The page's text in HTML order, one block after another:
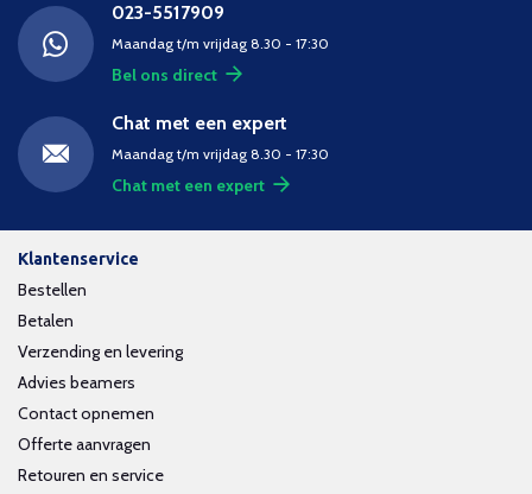
023-5517909
Maandag t/m vrijdag 8.30 - 17:30
Bel ons direct
Chat met een expert
Maandag t/m vrijdag 8.30 - 17:30
Chat met een expert
Klantenservice
Bestellen
Betalen
Verzending en levering
Advies beamers
Contact opnemen
Offerte aanvragen
Retouren en service